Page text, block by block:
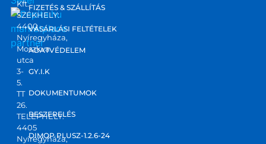
marketplace
partner
Kft.
SZÉKHELY:
4400
Nyíregyháza,
Moszkva
utca
3-
5.
TT
26.
TELEPHELY:
4405
Nyíregyháza,
FIZETÉS & SZÁLLÍTÁS
VÁSÁRLÁSI FELTÉTELEK
ADATVÉDELEM
GY.I.K
DOKUMENTUMOK
BESZERELÉS
DIMOP PLUSZ-1.2.6-24